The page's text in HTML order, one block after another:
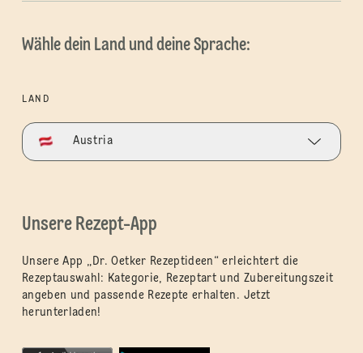
Wähle dein Land und deine Sprache:
LAND
Austria
Unsere Rezept-App
Unsere App „Dr. Oetker Rezeptideen“ erleichtert die
Rezeptauswahl: Kategorie, Rezeptart und Zubereitungszeit
angeben und passende Rezepte erhalten. Jetzt
herunterladen!